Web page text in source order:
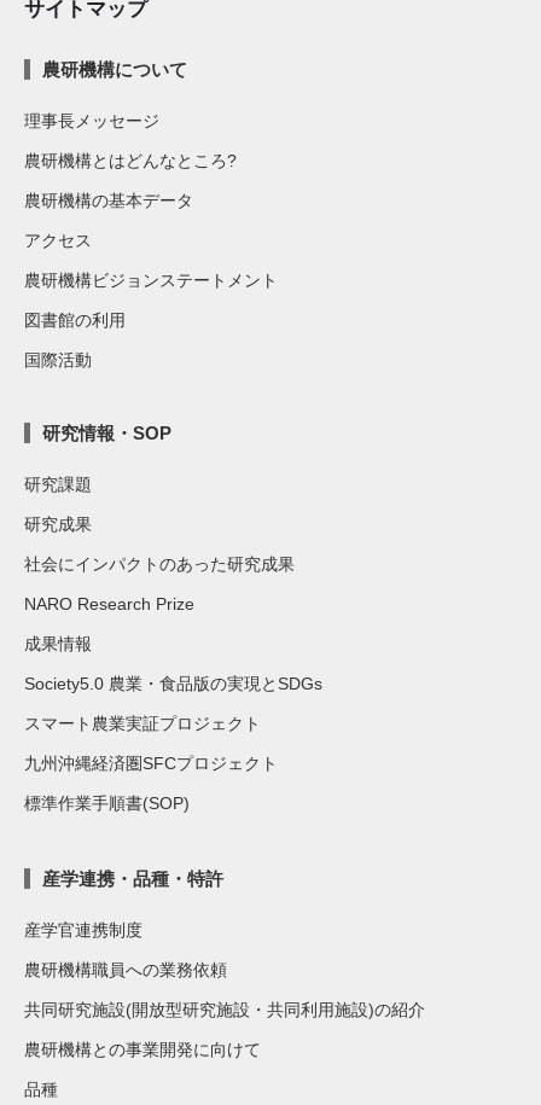
サイトマップ
農研機構について
理事長メッセージ
農研機構とはどんなところ?
農研機構の基本データ
アクセス
農研機構ビジョンステートメント
図書館の利用
国際活動
研究情報・SOP
研究課題
研究成果
社会にインパクトのあった研究成果
NARO Research Prize
成果情報
Society5.0 農業・食品版の実現とSDGs
スマート農業実証プロジェクト
九州沖縄経済圏SFCプロジェクト
標準作業手順書(SOP)
産学連携・品種・特許
産学官連携制度
農研機構職員への業務依頼
共同研究施設(開放型研究施設・共同利用施設)の紹介
農研機構との事業開発に向けて
品種